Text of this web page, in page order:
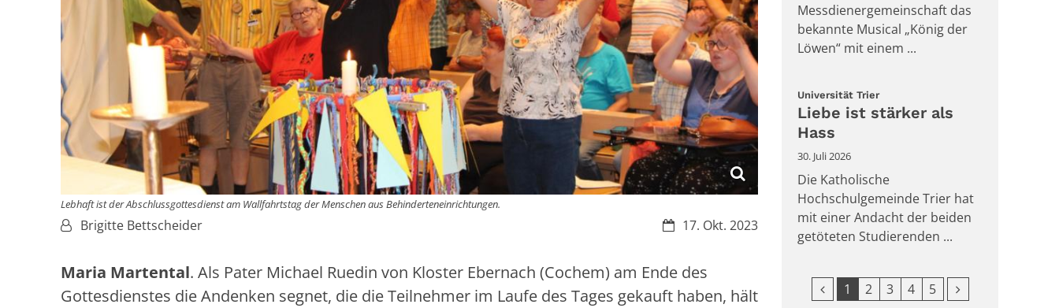
Lebhaft ist der Abschlussgottesdienst am Wallfahrtstag der Menschen aus Behinderteneinrichtungen.
Datum:17. Okt. 2023
Von:Brigitte Bettscheider
Maria Martental. Als Pater Michael Ruedin von Kloster Ebernach (Cochem) am Ende des
Gottesdienstes die Andenken segnet, die die Teilnehmer im Laufe des Tages gekauft haben, hält
Messdienergemeinschaft das
bekannte Musical „König der
Löwen“ mit einem ...
Universität Trier:
Liebe ist stärker als
Hass
30. Juli 2026
Die Katholische
Hochschulgemeinde Trier hat
mit einer Andacht der beiden
getöteten Studierenden ...
Vorherige Seite
1 2 3 4 5 Nächste Seite